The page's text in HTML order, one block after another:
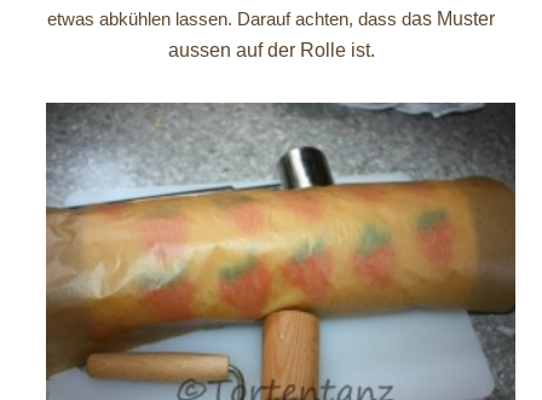
etwas abkühlen lassen. Darauf achten, dass das Muster
aussen auf der Rolle ist.